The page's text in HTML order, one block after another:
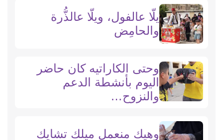
يلّا عالفول، ويلّا عالذُّرة
والحامِض
وحتى الكاراتيه كان حاضر
اليوم بأنشطة الدعم
والنزوح…
وهيك منعمل ميلك تشايك